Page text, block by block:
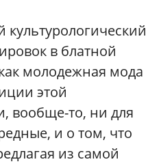
в блатной
молодежная мода
этой
вообще-то, ни для
и о том, что
из самой